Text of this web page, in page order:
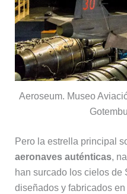
Aeroseum. Museo
Pero la estrella principal
aeronaves auténticas,
han surcado los cielos
diseñados y fabricados en